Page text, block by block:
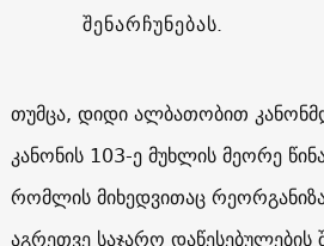
შენარჩუნებას.
თუმცა, დიდი ალბათობით
კანონის 103-ე მუხლის მეორე
რომლის მიხედვითაც
აგრეთვე საჯარო დაწესებულების